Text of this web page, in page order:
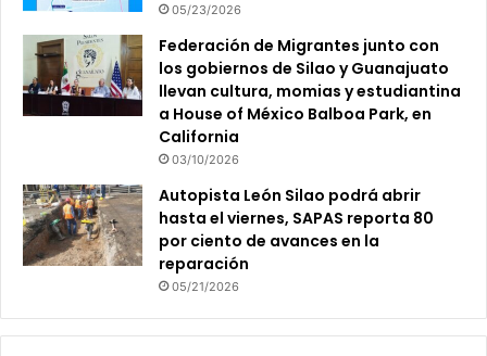
05/23/2026
Federación de Migrantes junto con
los gobiernos de Silao y Guanajuato
llevan cultura, momias y estudiantina
a House of México Balboa Park, en
California
03/10/2026
Autopista León Silao podrá abrir
hasta el viernes, SAPAS reporta 80
por ciento de avances en la
reparación
05/21/2026